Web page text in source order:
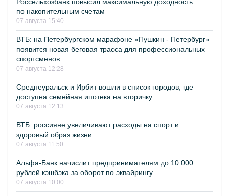
по накопительным счетам
07 августа 15:40
ВТБ: на Петербургском марафоне «Пушкин - Петербург»
появится новая беговая трасса для профессиональных
спортсменов
07 августа 12:28
Среднеуральск и Ирбит вошли в список городов, где
доступна семейная ипотека на вторичку
07 августа 12:13
ВТБ: россияне увеличивают расходы на спорт и
здоровый образ жизни
07 августа 11:50
Альфа-Банк начислит предпринимателям до 10 000
рублей кэшбэка за оборот по эквайрингу
07 августа 10:00